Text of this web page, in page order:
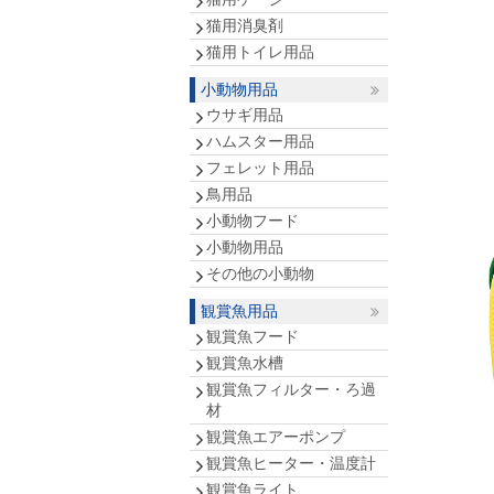
猫用消臭剤
猫用トイレ用品
小動物用品
ウサギ用品
ハムスター用品
フェレット用品
鳥用品
小動物フード
小動物用品
その他の小動物
観賞魚用品
観賞魚フード
観賞魚水槽
観賞魚フィルター・ろ過
材
観賞魚エアーポンプ
観賞魚ヒーター・温度計
観賞魚ライト